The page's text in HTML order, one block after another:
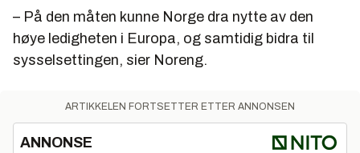
– På den måten kunne Norge dra nytte av den
høye ledigheten i Europa, og samtidig bidra til
sysselsettingen, sier Noreng.
ARTIKKELEN FORTSETTER ETTER ANNONSEN
ANNONSE